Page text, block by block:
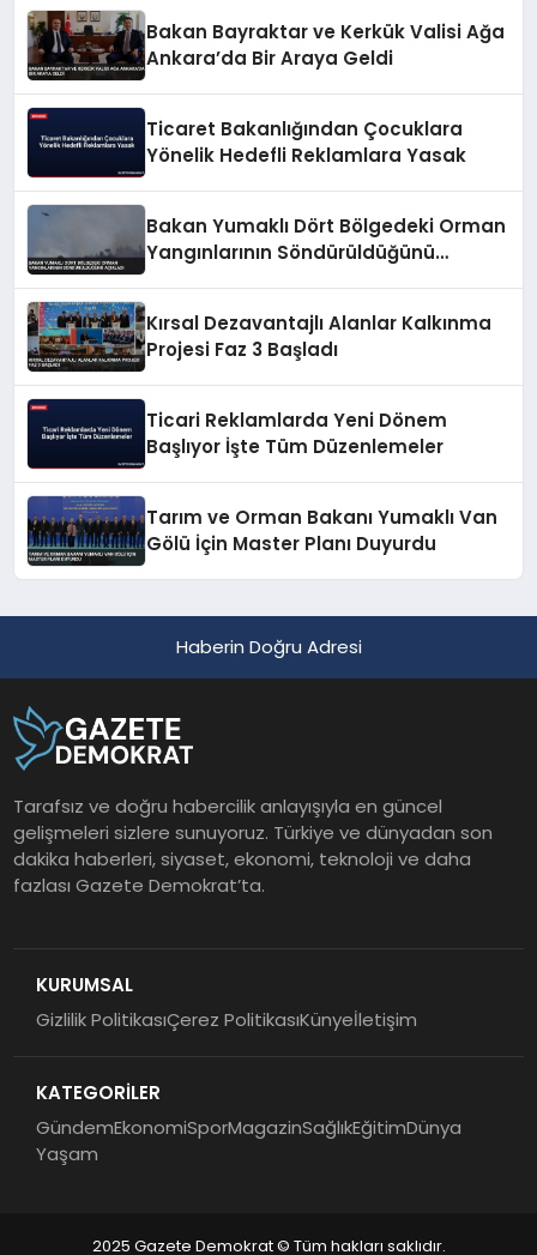
Bakan Bayraktar ve Kerkük Valisi Ağa
Ankara’da Bir Araya Geldi
Ticaret Bakanlığından Çocuklara
Yönelik Hedefli Reklamlara Yasak
Bakan Yumaklı Dört Bölgedeki Orman
Yangınlarının Söndürüldüğünü
Kırsal Dezavantajlı Alanlar Kalkınma
Projesi Faz 3 Başladı
Ticari Reklamlarda Yeni Dönem
Başlıyor İşte Tüm Düzenlemeler
Tarım ve Orman Bakanı Yumaklı Van
Gölü İçin Master Planı Duyurdu
Haberin Doğru Adresi
Tarafsız ve doğru habercilik anlayışıyla en güncel
gelişmeleri sizlere sunuyoruz. Türkiye ve dünyadan son
dakika haberleri, siyaset, ekonomi, teknoloji ve daha
fazlası Gazete Demokrat’ta.
KURUMSAL
Gizlilik PolitikasıÇerez PolitikasıKünyeİletişim
KATEGORİLER
GündemEkonomiSporMagazinSağlıkEğitimDünya
Yaşam
2025 Gazete Demokrat © Tüm hakları saklıdır.